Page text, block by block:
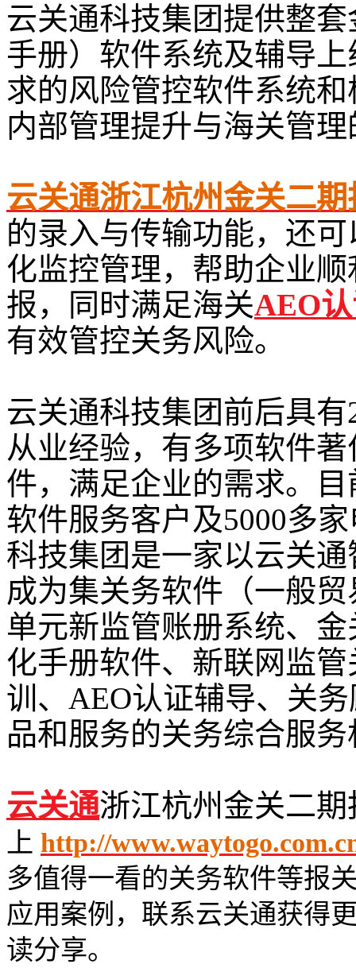
云关通科技集团提供整
手册）软件系统及辅导
求的风险管控软件系统
内部管理提升与海关管
云关通浙江杭州金关二
的录入与传输功能，还
化监控管理，帮助企业
报，同时满足海关AEO
有效管控关务风险。
云关通科技集团前后具
从业经验，有多项软件
件，满足企业的需求。
软件服务客户及5000多
科技集团是一家以云关
成为集关务软件（一般
单元新监管账册系统、
化手册软件、新联网监
训、AEO认证辅导、关
品和服务的关务综合服
云关通浙江杭州金关二
上 http://
多值得一看的关务软件等报
应用案例，联系云关通获得
读分享。